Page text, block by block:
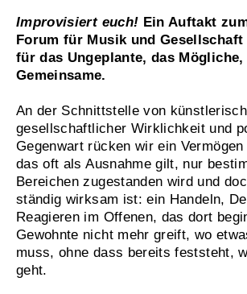
Improvisiert euch! Ein Auftakt
Forum für Musik und Gesellschaft
für das Ungeplante, das Mögliche,
Gemeinsame.
An der Schnittstelle von
gesellschaftlicher Wirklichkeit und
Gegenwart rücken wir ein
das oft als Ausnahme gilt, nur
Bereichen zugestanden wird und
ständig wirksam ist: ein Handeln,
Reagieren im Offenen, das dort
Gewohnte nicht mehr greift, wo
muss, ohne dass bereits feststeht,
geht.